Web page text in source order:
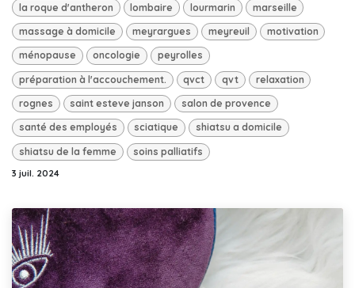
la roque d'antheron lombaire lourmarin marseille
massage à domicile meyrargues meyreuil motivation
ménopause oncologie peyrolles
préparation à l'accouchement. qvct qvt relaxation
rognes saint esteve janson salon de provence
santé des employés sciatique shiatsu a domicile
shiatsu de la femme soins palliatifs
3 juil. 2024